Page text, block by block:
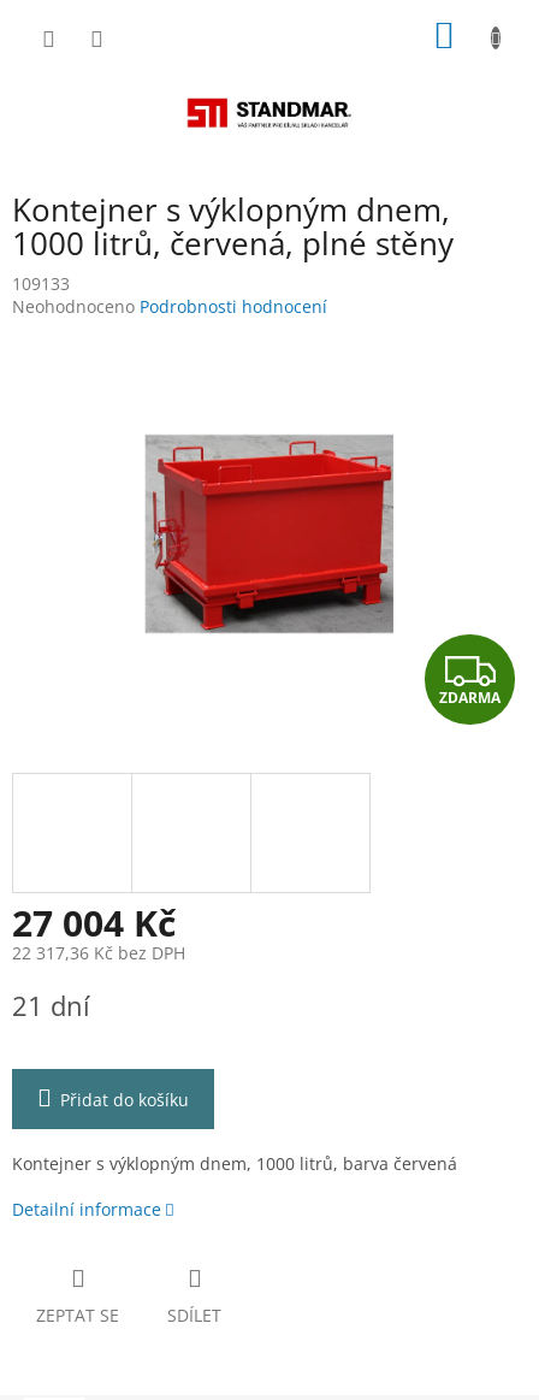
Kontejner s výklopným dnem,
1000 litrů, červená, plné stěny
109133
Průměrné
Neohodnoceno Podrobnosti hodnocení
Z
D
ZDARMA
27 004 Kč
22 317,36 Kč bez DPH
cena:
21 dní
Přidat do košíku
Kontejner s výklopným dnem, 1000 litrů, barva červená
Detailní informace
ZEPTAT SE SDÍLET